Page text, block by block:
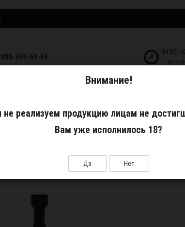
359-59-59
ПН-ВС:
БЕЗ
Внимание!
реализуем продукцию лицам не
Вам уже исполнилось 18?
Да Нет